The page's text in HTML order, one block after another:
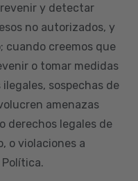
y detectar
no autorizados, y
cuando creemos que
o tomar medidas
sospechas de
amenazas
derechos legales de
o violaciones a